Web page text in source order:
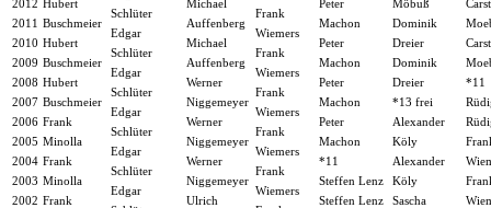
2012
2011
2010
2009
2008
2007
2006
2005
2004
2003
2002
Hubert
Buschmeier
Hubert
Buschmeier
Hubert
Buschmeier
Frank
Minolla
Frank
Minolla
Frank
Schlüter
Edgar
Schlüter
Edgar
Schlüter
Edgar
Schlüter
Edgar
Schlüter
Edgar
Michael
Auffenberg
Michael
Auffenberg
Werner
Niggemeyer
Werner
Niggemeyer
Werner
Niggemeyer
Ulrich
Frank
Wiemers
Frank
Wiemers
Frank
Wiemers
Frank
Wiemers
Frank
Wiemers
Peter
Machon
Peter
Machon
Peter
Machon
Peter
Machon
*11
Steffen Lenz
Steffen Lenz
Möbuß
Dominik
Dreier
Dominik
Dreier
*13 frei
Alexander
Köly
Alexander
Köly
Sascha
*11